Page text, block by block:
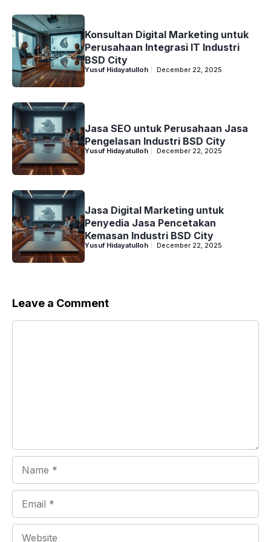
Konsultan Digital Marketing untuk
Perusahaan Integrasi IT Industri
BSD City
Yusuf Hidayatulloh December 22, 2025
Jasa SEO untuk Perusahaan Jasa
Pengelasan Industri BSD City
Yusuf Hidayatulloh December 22, 2025
Jasa Digital Marketing untuk
Penyedia Jasa Pencetakan
Kemasan Industri BSD City
Yusuf Hidayatulloh December 22, 2025
Leave a Comment